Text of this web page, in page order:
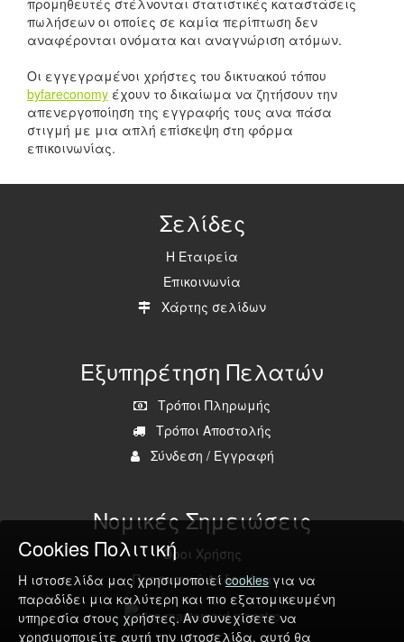
προμηθευτές στέλνονται στατιστικές καταστάσεις
πωλήσεων οι οποίες σε καμία περίπτωση δεν
αναφέρονται ονόματα και αναγνώριση ατόμων.
Οι εγγεγραμένοι χρήστες του δικτυακού τόπου
byfareconomy έχουν το δικαίωμα να ζητήσουν την
απενεργοποίηση της εγγραφής τους ανα πάσα
στιγμή με μια απλή επίσκεψη στη φόρμα
επικοινωνίας.
Σελίδες
Η Εταιρεία
Επικοινωνία
Χάρτης σελίδων
Εξυπηρέτηση Πελατών
Τρόποι Πληρωμής
Τρόποι Αποστολής
Σύνδεση / Εγγραφή
Νομικές Σημειώσεις
Όροι Χρήσης
Προσωπικά Δεδομένα
Cookies Πολιτική
Η ιστοσελίδα μας χρησιμοποιείcookiesγια να
παραδίδει μια καλύτερη και πιο εξατομικευμένη
υπηρεσία στους χρήστες. Αν συνεχίσετε να
χρησιμοποιείτε αυτή την ιστοσελίδα, αυτό θα